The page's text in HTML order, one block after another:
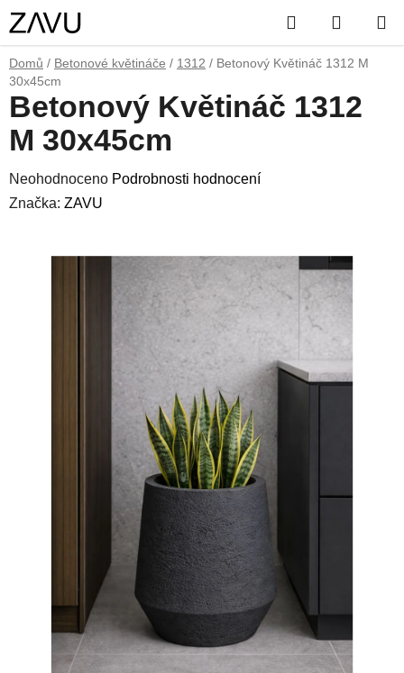
na
obsah
Hledat
KOŠÍK
Domů / Betonové květináče / 1312 / Betonový Květináč 1312 M
30x45cm
Betonový Květináč 1312
M 30x45cm
Průměrné
hodnocení
Neohodnoceno Podrobnosti hodnocení
Značka: ZAVU